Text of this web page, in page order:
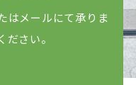
はメールにて承りま
さい。